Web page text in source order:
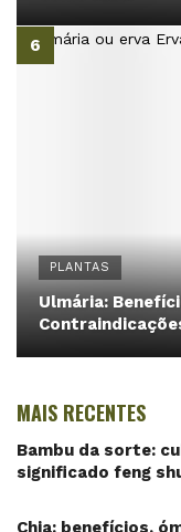
PLANTAS
Ulmária:
MAIS RECENTES
Bambu da sorte:
significado feng
Chia: benefícios,